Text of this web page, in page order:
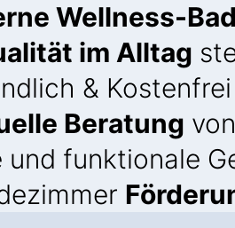
Wellness-
im Alltag
& Kostenfrei
Beratung
und funktionale